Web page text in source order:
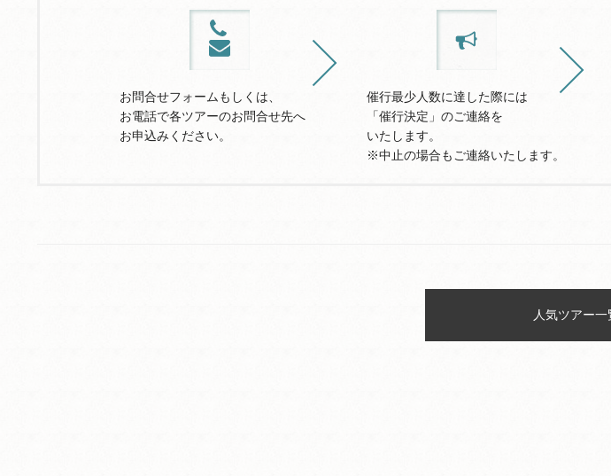
お問合せフォームもしくは、
お電話で各ツアーのお問合せ先へ
お申込みください。
催行最少人数に達した際には
「催行決定」のご連絡を
いたします。
※中止の場合もご連絡いたします。
人気ツアー一